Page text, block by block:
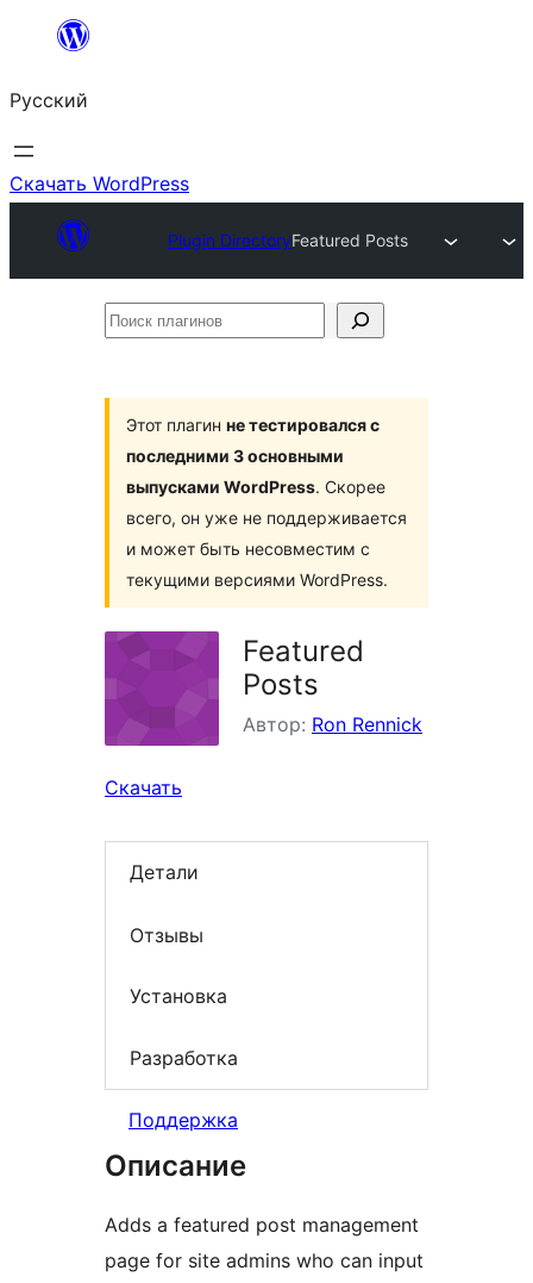
Перейти
содержимому
Русский
Скачать WordPress
Plugin DirectoryFeatured Posts
Поиск
Этот плагин не тестировался с
последними 3 основными
выпусками WordPress. Скорее
всего, он уже не поддерживается
и может быть несовместим с
текущими версиями WordPress.
Featured
Posts
Автор: Ron Rennick
Скачать
Детали
Отзывы
Установка
Разработка
Поддержка
Описание
Adds a featured post management
page for site admins who can input